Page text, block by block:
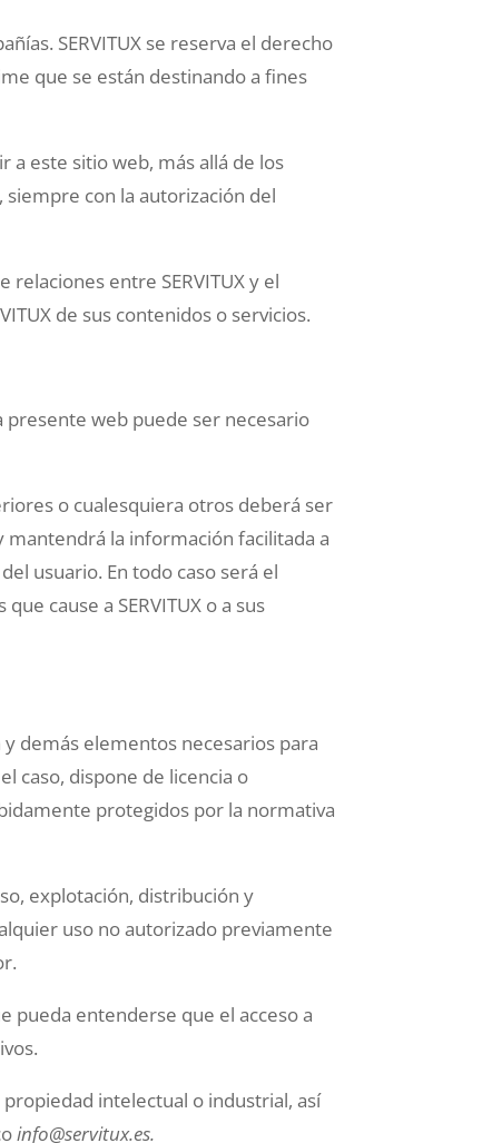
SERVITUX se reserva el derecho
que se están destinando a fines
a este sitio web, más allá de los
siempre con la autorización del
entre SERVITUX y el
de sus contenidos o servicios.
presente web puede ser necesario
o cualesquiera otros deberá ser
mantendrá la información facilitada a
usuario. En todo caso será el
cause a SERVITUX o a sus
demás elementos necesarios para
caso, dispone de licencia o
protegidos por la normativa
explotación, distribución y
uso no autorizado previamente
pueda entenderse que el acceso a
intelectual o industrial, así
info@servitux.es.